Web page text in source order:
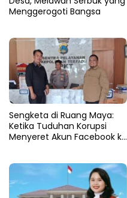
Menggerogoti Bangsa
Sengketa di Ruang Maya:
Ketika Tuduhan Korupsi
Menyeret Akun Facebook ke